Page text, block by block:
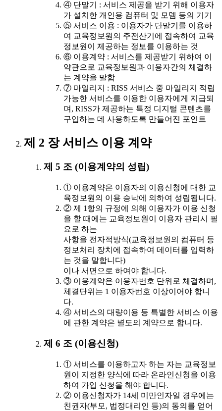
④ 단말기 : 서비스 제공을 받기 위해 이용자
가 설치한 개인용 컴퓨터 및 모뎀 등의 기기
⑤ 서비스 이용 : 이용자가 단말기를 이용하
여 교육정보원의 주전산기에 접속하여 교육
정보원이 제공하는 정보를 이용하는 것
⑥ 이용계약 : 서비스를 제공받기 위하여 이
약관으로 교육정보원과 이용자간의 체결하
는 계약을 말함
⑦ 마일리지 : RISS 서비스 중 마일리지 적립
가능한 서비스를 이용한 이용자에게 지급되
며, RISS가 제공하는 특정 디지털 콘텐츠를
구입하는 데 사용하도록 만들어진 포인트
제 2 장 서비스 이용 계약
제 5 조 (이용계약의 성립)
① 이용계약은 이용자의 이용신청에 대한 교
육정보원의 이용 승낙에 의하여 성립됩니다.
② 제 1항의 규정에 의해 이용자가 이용 신청
을 할 때에는 교육정보원이 이용자 관리시 필
요로 하는
사항을 전자적방식(교육정보원의 컴퓨터 등
정보처리 장치에 접속하여 데이터를 입력하
는 것을 말합니다)
이나 서면으로 하여야 합니다.
③ 이용계약은 이용자번호 단위로 체결하며,
체결단위는 1 이용자번호 이상이어야 합니
다.
④ 서비스의 대량이용 등 특별한 서비스 이용
에 관한 계약은 별도의 계약으로 합니다.
제 6 조 (이용신청)
① 서비스를 이용하고자 하는 자는 교육정보
원이 지정한 양식에 따라 온라인신청을 이용
하여 가입 신청을 해야 합니다.
② 이용신청자가 14세 미만인자일 경우에는
친권자(부모, 법정대리인 등)의 동의를 얻어